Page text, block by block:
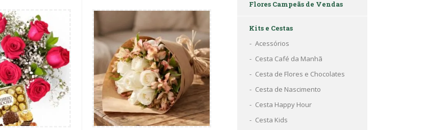
Flores Campeãs de Vendas
Kits e Cestas
Acessórios
Cesta Café da Manhã
Cesta de Flores e Chocolates
Cesta de Nascimento
Cesta Happy Hour
Cesta Kids